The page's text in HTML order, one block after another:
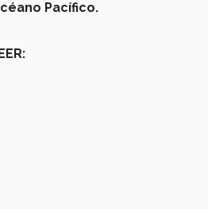
Pacífico.